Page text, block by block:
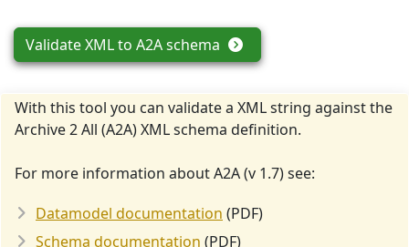
Validate XML to A2A schema
With this tool you can validate a XML string against the
Archive 2 All (A2A) XML schema definition.
For more information about A2A (v 1.7) see:
Datamodel documentation (PDF)
Schema documentation (PDF)